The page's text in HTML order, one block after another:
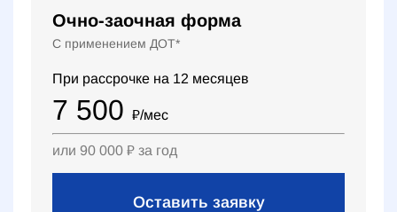
Очно-заочная форма
С применением ДОТ*
При рассрочке на 12 месяцев
7 500 ₽/мес
или 90 000 ₽ за год
Оставить заявку